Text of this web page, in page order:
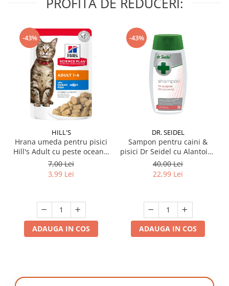
-43%
HILL'S
Hrana umeda pentru pisici
Hill's Adult cu peste oceanic
85 gr
7,00 Lei
3,99 Lei
ADAUGA IN COS
-43%
DR. SEIDEL
Sampon pentru caini &
pisici Dr Seidel cu Alantoina
220 ml
40,00 Lei
22,99 Lei
ADAUGA IN COS